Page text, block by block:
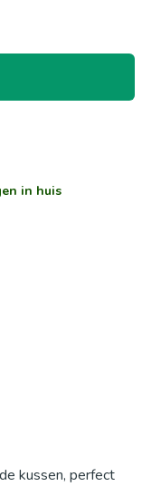
in huis
kussen, perfect